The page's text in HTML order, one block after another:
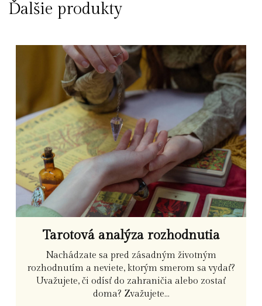
Ďalšie produkty
Tarotová analýza rozhodnutia
Nachádzate sa pred zásadným životným
rozhodnutím a neviete, ktorým smerom sa vydať?
Uvažujete, či odísť do zahraničia alebo zostať
doma? Zvažujete...